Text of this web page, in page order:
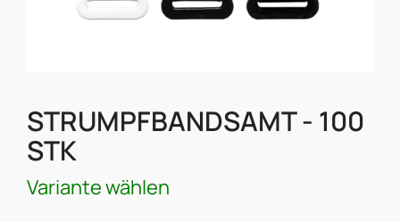
STRUMPFBANDSAMT - 100
STK
Variante wählen